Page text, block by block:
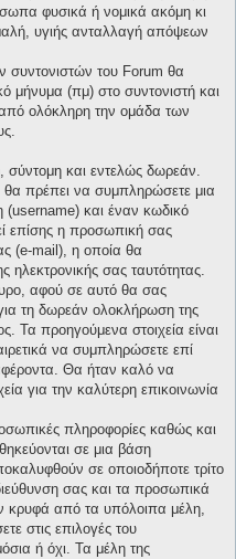
φυσικά ή νομικά ακόμη κι
υγιής ανταλλαγή απόψεων
συντονιστών του Forum θα
μήνυμα (πμ) στο συντονιστή και
ολόκληρη την ομάδα των
σύντομη και εντελώς δωρεάν.
πρέπει να συμπληρώσετε μια
(username) και έναν κωδικό
επίσης η προσωπική σας
(e-mail), η οποία θα
ηλεκτρονικής σας ταυτότητας.
αφού σε αυτό θα σας
τη δωρεάν ολοκλήρωση της
Τα προηγούμενα στοιχεία είναι
να συμπληρώσετε επί
Θα ήταν καλό να
για την καλύτερη επικοινωνία
πληροφορίες καθώς και
σε μια βάση
σε οποιοδήποτε τρίτο
σας και τα προσωπικά
κρυφά από τα υπόλοιπα μέλη,
στις επιλογές του
ή όχι. Τα μέλη της